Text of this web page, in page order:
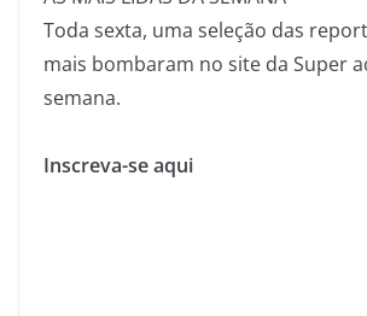
Toda sexta, uma seleção das
mais bombaram no site da Super
semana.
Inscreva-se aqui